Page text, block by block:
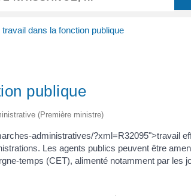
travail dans la fonction publique
publique
(Première ministre)
administratives/?xml=R32095">travail
Les agents publics peuvent être
temps (CET), alimenté notamment par les